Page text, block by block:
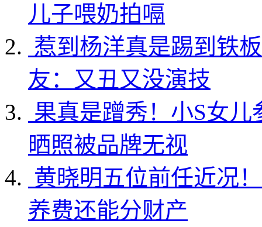
儿子喂奶拍嗝
惹到杨洋真是踢到铁
友：又丑又没演技
果真是蹭秀！小S女
晒照被品牌无视
黄晓明五位前任近况
养费还能分财产